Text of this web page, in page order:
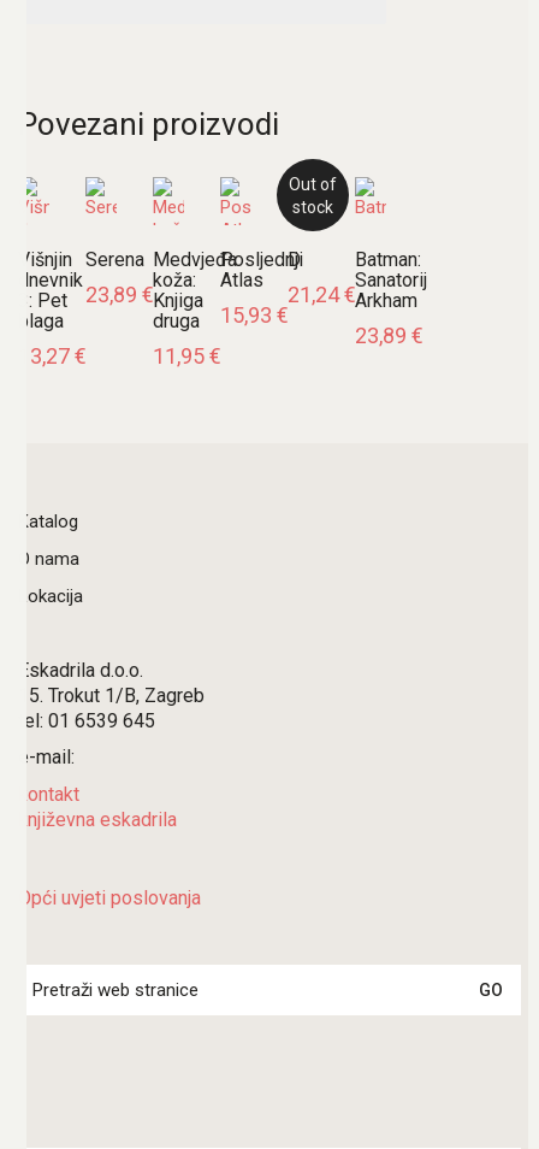
Povezani proizvodi
Višnjin
dnevnik
3: Pet
blaga
13,27€
Serena
23,89 €
Medvjeđa
koža:
Knjiga
druga
11,95€
Posljednji
Atlas
15,93 €
Out of
stock
D
21,24€
Batman:
Sanatorij
Arkham
23,89 €
Katalog
O nama
Lokacija
Eskadrila d.o.o.
15. Trokut 1/B, Zagreb
tel: 01 6539 645
e-mail:
kontakt
književna eskadrila
Opći uvjeti poslovanja
for: